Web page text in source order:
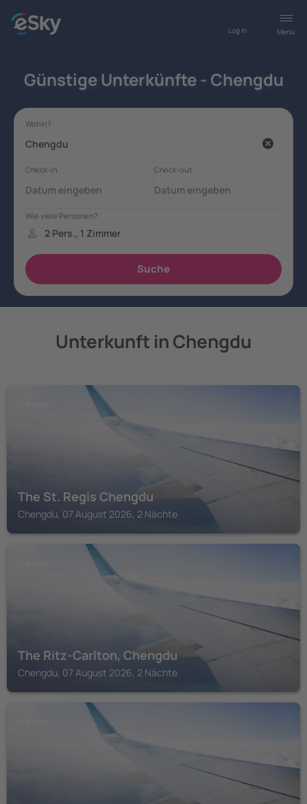
Menü
Log in
Günstige Unterkünfte - Chengdu
Unterkunft in Chengdu
The St. Regis Chengdu
Chengdu, 07 August 2026, 2 Nächte
The Ritz-Carlton, Chengdu
Chengdu, 07 August 2026, 2 Nächte